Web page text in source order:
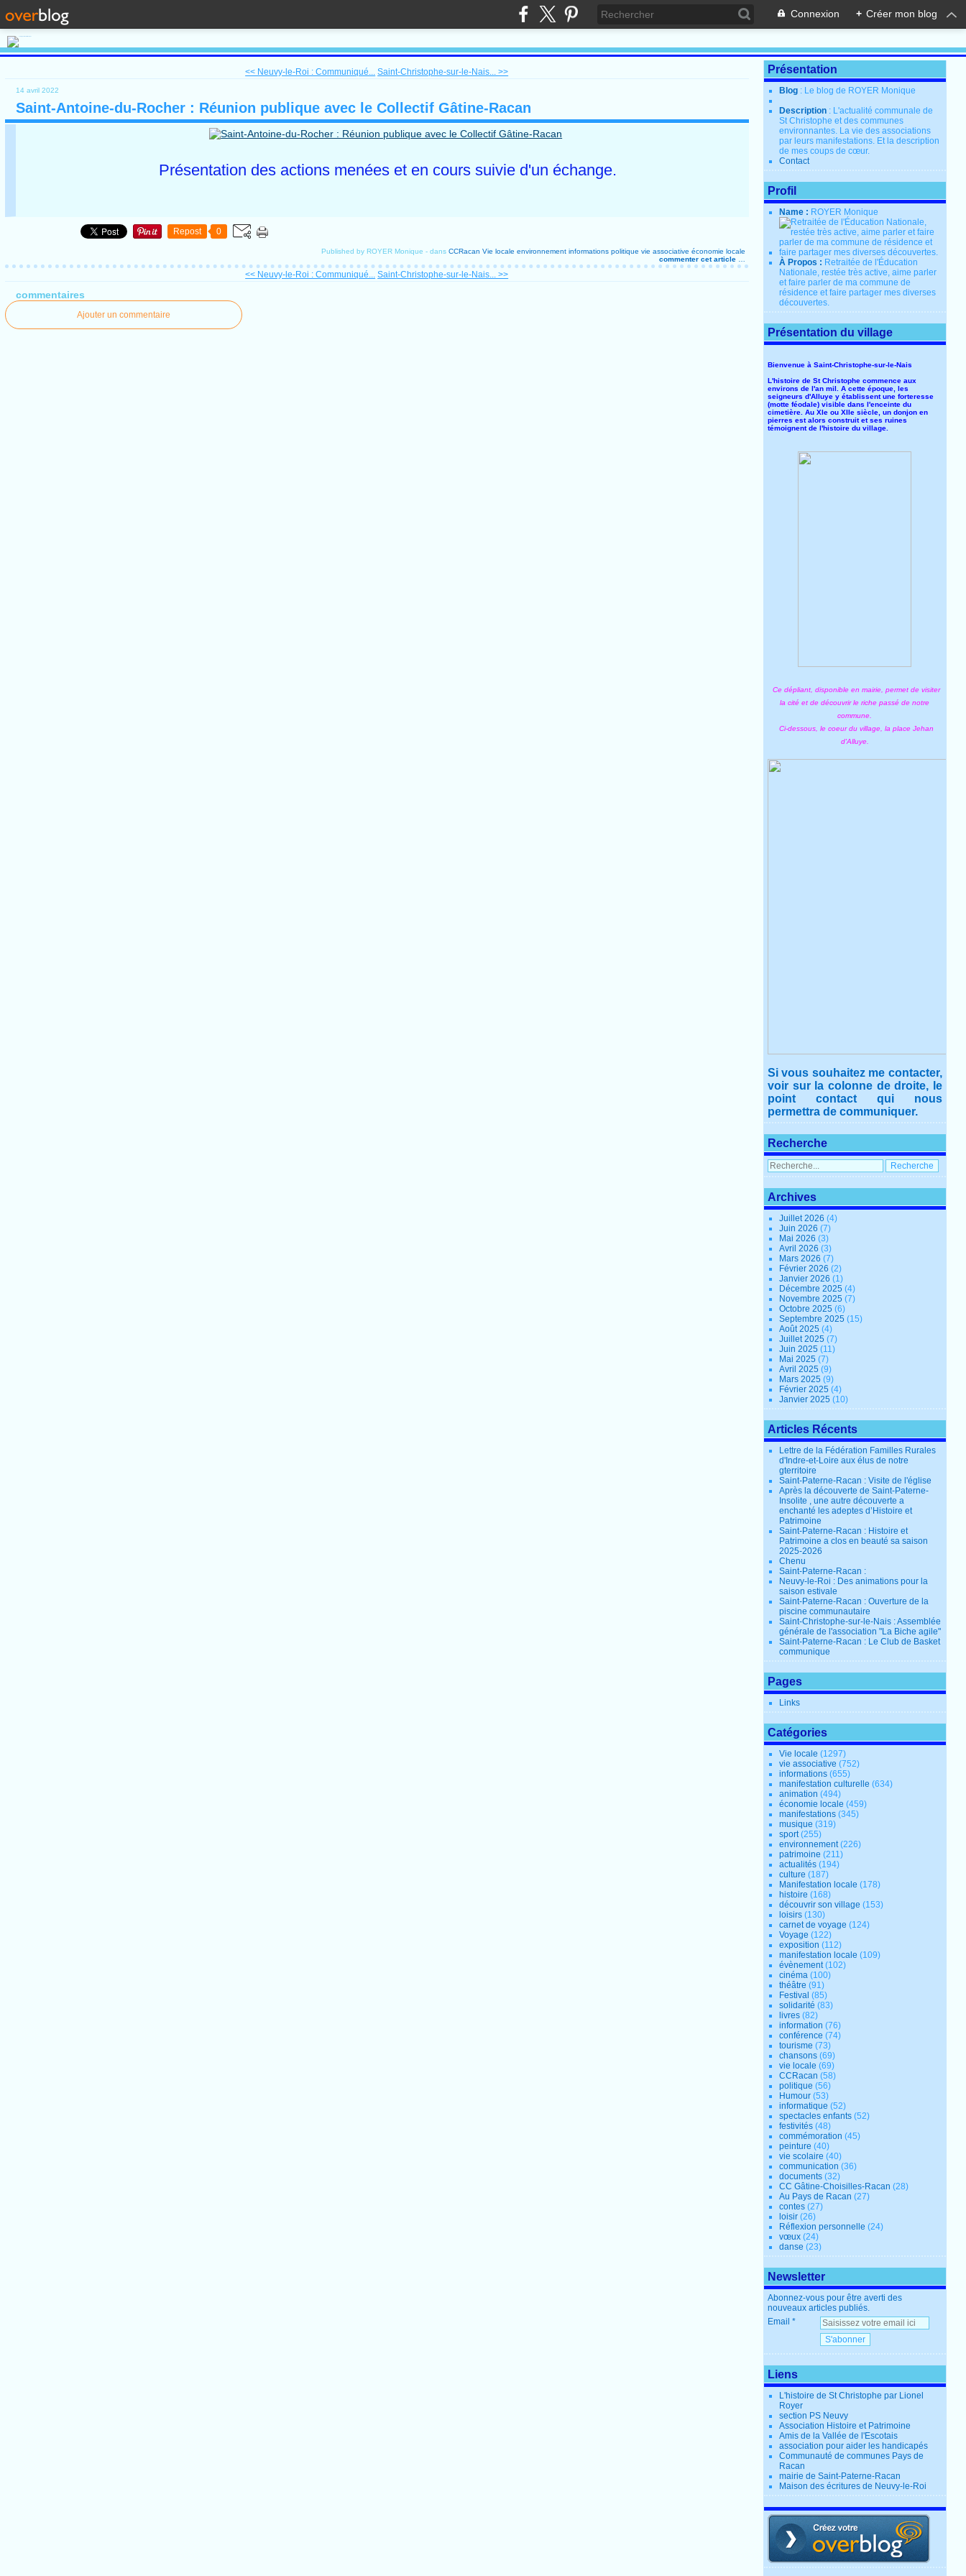
Connexion + Créer mon blog
<< Neuvy-le-Roi : Communiqué... Saint-Christophe-sur-le-Nais... >>
14 avril 2022
Saint-Antoine-du-Rocher : Réunion publique avec le Collectif Gâtine-Racan
Présentation des actions menées et en cours suivie d'un échange.
Repost 0
Published by ROYER Monique -dans CCRacan Vie locale environnement informations politique vie associative économie locale
commenter cet article
<< Neuvy-le-Roi : Communiqué... Saint-Christophe-sur-le-Nais... >>
commentaires
Ajouter un commentaire
Présentation
Blog : Le blog de ROYER Monique
Description : L'actualité communale de
St Christophe et des communes
environnantes. La vie des associations
par leurs manifestations. Et la description
de mes coups de cœur.
Contact
Profil
Name : ROYER Monique
À Propos : Retraitée de l'Éducation
Nationale, restée très active, aime parler
et faire parler de ma commune de
résidence et faire partager mes diverses
découvertes.
Présentation du village
Bienvenue à Saint-Christophe-sur-le-Nais
L'histoire de St Christophe commence aux
environs de l'an mil. A cette époque, les
seigneurs d'Alluye y établissent une forteresse
(motte féodale) visible dans l'enceinte du
cimetière. Au XIe ou XIIe siècle, un donjon en
pierres est alors construit et ses ruines
témoignent de l'histoire du village.
Ce dépliant, disponible en mairie, permet de visiter
la cité et de découvrir le riche passé de notre
commune.
Ci-dessous, le coeur du village, la place Jehan
d'Alluye.
Si vous souhaitez me contacter,
voir sur la colonne de droite, le
point contact qui nous
permettra de communiquer.
Recherche
Archives
Juillet 2026(4)
Juin 2026(7)
Mai 2026(3)
Avril 2026(3)
Mars 2026(7)
Février 2026(2)
Janvier 2026(1)
Décembre 2025(4)
Novembre 2025(7)
Octobre 2025(6)
Septembre 2025(15)
Août 2025(4)
Juillet 2025(7)
Juin 2025(11)
Mai 2025(7)
Avril 2025(9)
Mars 2025(9)
Février 2025(4)
Janvier 2025(10)
Articles Récents
Lettre de la Fédération Familles Rurales
d'Indre-et-Loire aux élus de notre
gterritoire
Saint-Paterne-Racan : Visite de l'église
Après la découverte de Saint-Paterne-
Insolite , une autre découverte a
enchanté les adeptes d’Histoire et
Patrimoine
Saint-Paterne-Racan : Histoire et
Patrimoine a clos en beauté sa saison
2025-2026
Chenu
Saint-Paterne-Racan :
Neuvy-le-Roi : Des animations pour la
saison estivale
Saint-Paterne-Racan : Ouverture de la
piscine communautaire
Saint-Christophe-sur-le-Nais : Assemblée
générale de l'association "La Biche agile"
Saint-Paterne-Racan : Le Club de Basket
communique
Pages
Links
Catégories
Vie locale (1297)
vie associative (752)
informations (655)
manifestation culturelle (634)
animation (494)
économie locale (459)
manifestations (345)
musique (319)
sport(255)
environnement(226)
patrimoine (211)
actualités (194)
culture (187)
Manifestation locale (178)
histoire (168)
découvrir son village (153)
loisirs (130)
carnet de voyage (124)
Voyage (122)
exposition (112)
manifestation locale (109)
évènement(102)
cinéma (100)
théâtre (91)
Festival (85)
solidarité (83)
livres (82)
information (76)
conférence (74)
tourisme (73)
chansons (69)
vie locale (69)
CCRacan (58)
politique (56)
Humour (53)
informatique (52)
spectacles enfants (52)
festivités (48)
commémoration (45)
peinture (40)
vie scolaire (40)
communication (36)
documents (32)
CC Gâtine-Choisilles-Racan (28)
Au Pays de Racan (27)
contes (27)
loisir (26)
Réflexion personnelle (24)
vœux (24)
danse (23)
Newsletter
Abonnez-vous pour être averti des
nouveaux articles publiés.
Email
Liens
L'histoire de St Christophe par Lionel
Royer
section PS Neuvy
Association Histoire et Patrimoine
Amis de la Vallée de l'Escotais
association pour aider les handicapés
Communauté de communes Pays de
Racan
mairie de Saint-Paterne-Racan
Maison des écritures de Neuvy-le-Roi